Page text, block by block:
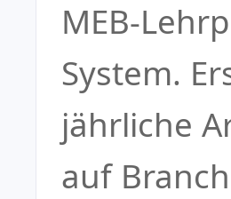
MEB-
System.
jährliche
auf